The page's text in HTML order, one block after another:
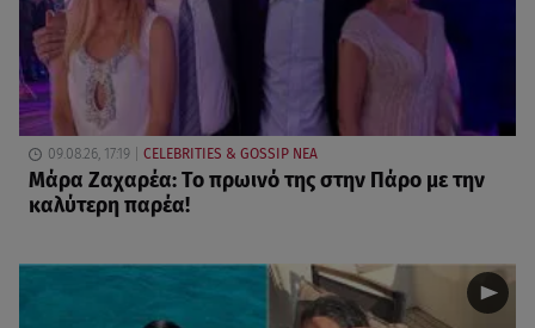
09.08.26, 17:19 CELEBRITIES & GOSSIP ΝΕΑ
Μάρα Ζαχαρέα: Το πρωινό της στην Πάρο με την
καλύτερη παρέα!